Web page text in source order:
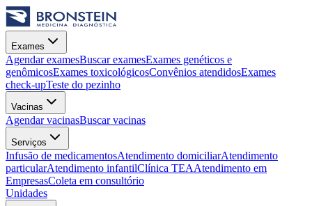
Exames
Agendar examesBuscar examesExames genéticos e
genômicosExames toxicológicosConvênios atendidosExames
check-upTeste do pezinho
Vacinas
Agendar vacinasBuscar vacinas
Serviços
Infusão de medicamentosAtendimento domiciliarAtendimento
particularAtendimento infantilClínica TEAAtendimento em
EmpresasColeta em consultório
Unidades